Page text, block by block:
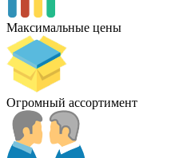
Максимальные цены
Огромный ассортимент